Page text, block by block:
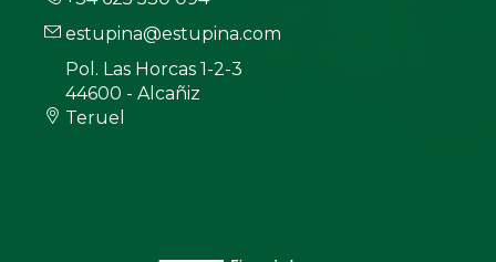
estupina@estupina.com
Pol. Las Horcas 1-2-3
44600 - Alcañiz
Teruel